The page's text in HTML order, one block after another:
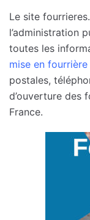
Le site
l’administration
toutes les
mise en fourrière
postales,
d’ouverture des
France.